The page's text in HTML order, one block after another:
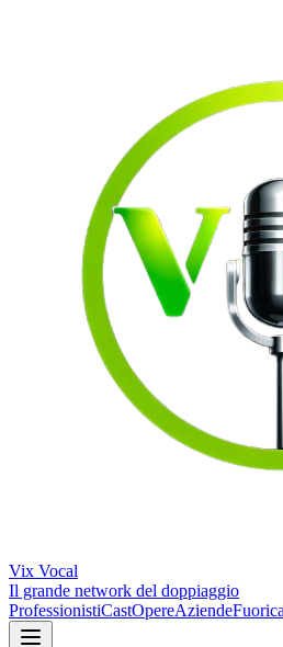
Vix Vocal
Il grande network del doppiaggio
ProfessionistiCastOpereAziende